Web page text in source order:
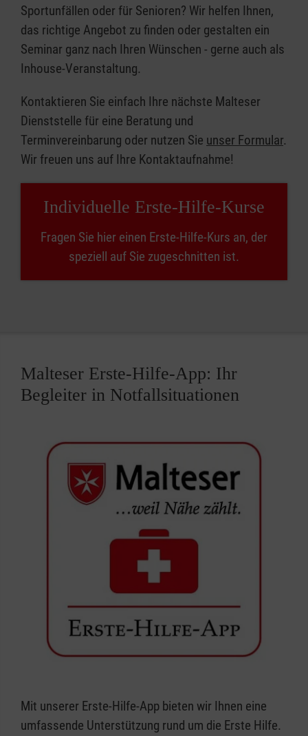
Sportunfällen oder für Senioren? Wir helfen Ihnen,
das richtige Angebot zu finden oder gestalten ein
Seminar ganz nach Ihren Wünschen - gerne auch als
Inhouse-Veranstaltung.
Kontaktieren Sie einfach Ihre nächste Malteser
Dienststelle für eine Beratung und
Terminvereinbarung oder nutzen Sie unser Formular.
Wir freuen uns auf Ihre Kontaktaufnahme!
Individuelle Erste-Hilfe-Kurse
Fragen Sie hier einen Erste-Hilfe-Kurs an, der
speziell auf Sie zugeschnitten ist.
Malteser Erste-Hilfe-App: Ihr
Begleiter in Notfallsituationen
Mit unserer Erste-Hilfe-App bieten wir Ihnen eine
umfassende Unterstützung rund um die Erste Hilfe.